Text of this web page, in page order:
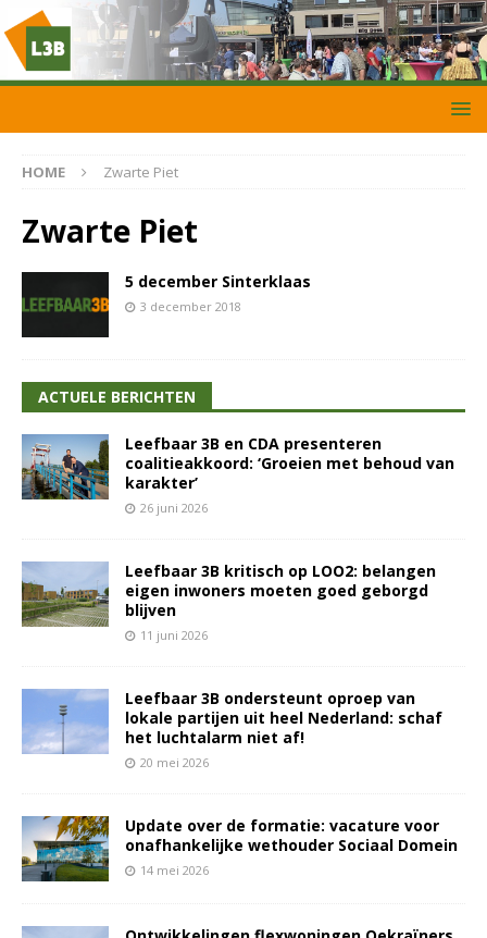
HOME Zwarte Piet
Zwarte Piet
5 december Sinterklaas
3 december 2018
ACTUELE BERICHTEN
Leefbaar 3B en CDA presenteren
coalitieakkoord: ‘Groeien met behoud van
karakter’
26 juni 2026
Leefbaar 3B kritisch op LOO2: belangen
eigen inwoners moeten goed geborgd
blijven
11 juni 2026
Leefbaar 3B ondersteunt oproep van
lokale partijen uit heel Nederland: schaf
het luchtalarm niet af!
20 mei 2026
Update over de formatie: vacature voor
onafhankelijke wethouder Sociaal Domein
14 mei 2026